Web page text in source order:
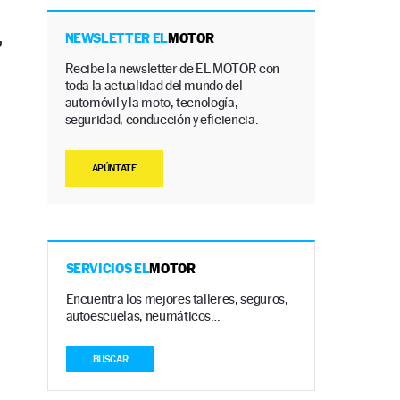
NEWSLETTER ELMOTOR
Recibe la newsletter de EL MOTOR con
toda la actualidad del mundo del
automóvil y la moto, tecnología,
seguridad, conducción y eficiencia.
APÚNTATE
SERVICIOS ELMOTOR
Encuentra los mejores talleres, seguros,
autoescuelas, neumáticos…
BUSCAR